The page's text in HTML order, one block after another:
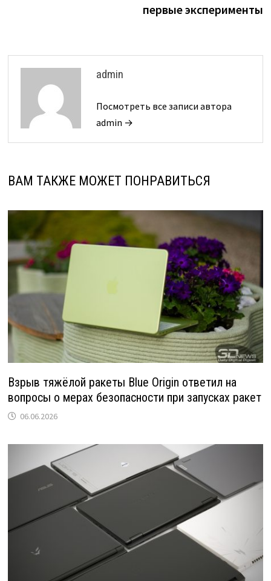
первые эксперименты
admin
Посмотреть все записи автора
admin →
ВАМ ТАКЖЕ МОЖЕТ ПОНРАВИТЬСЯ
Взрыв тяжёлой ракеты Blue Origin ответил на
вопросы о мерах безопасности при запусках ракет
06.06.2026